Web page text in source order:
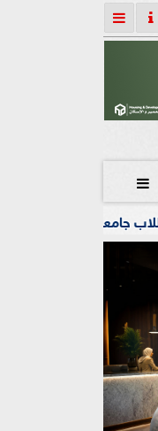

«الكلية الجوية»..